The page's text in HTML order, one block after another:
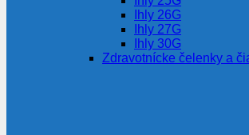
Ihly 26G
Ihly 27G
Ihly 30G
Zdravotnícke čelenky a